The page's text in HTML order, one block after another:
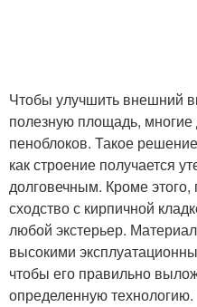
Чтобы улучшить внешний
полезную площадь, многие
пеноблоков. Такое
как строение получается
долговечным. Кроме
сходство с кирпичной
любой экстерьер.
высокими
чтобы его правильно
определенную технологию.